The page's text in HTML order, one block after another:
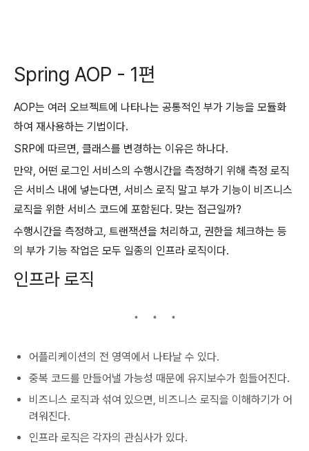
Spring AOP - 1편
AOP는 여러 오브젝트에 나타나는 공통적인 부가 기능을 모듈화
하여 재사용하는 기법이다.
SRP에 따르면, 클래스를 변경하는 이유은 하나다.
만약, 어떤 로그인 서비스의 수행시간을 측정하기 위해 측정 로직
은 서비스 내에 넣는다면, 서비스 로직 말고 부가 기능이 비즈니스
로직을 위한 서비스 코드에 포함된다. 맞는 접근일까?
수행시간을 측정하고, 트랜잭션을 처리하고, 권한을 체크하는 등
의 부가 기능 작업은 모두 일종의 인프라 로직이다.
인프라 로직
어플리케이션의 전 영역에서 나타날 수 있다.
중복 코드를 만들어낼 가능성 때문에 유지보수가 힘들어진다.
비즈니스 로직과 섞여 있으면, 비즈니스 로직을 이해하기가 어
려워진다.
인프라 로직은 각자의 관심사가 있다.